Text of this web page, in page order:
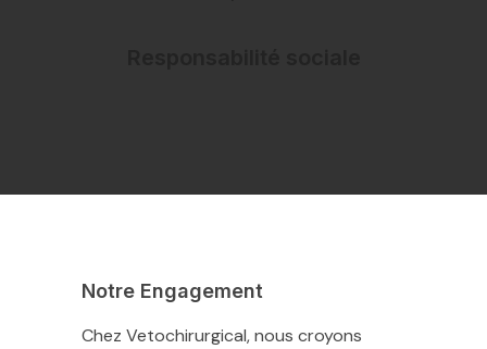
Notre Engagement
Chez Vetochirurgical, nous croyons